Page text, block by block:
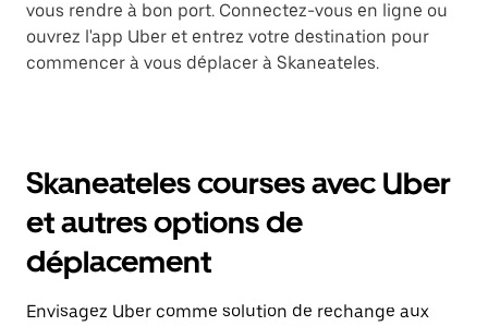
vous rendre à bon port. Connectez-vous en ligne ou
ouvrez l'app Uber et entrez votre destination pour
commencer à vous déplacer à Skaneateles.
Skaneateles courses avec Uber
et autres options de
déplacement
Envisagez Uber comme solution de rechange aux